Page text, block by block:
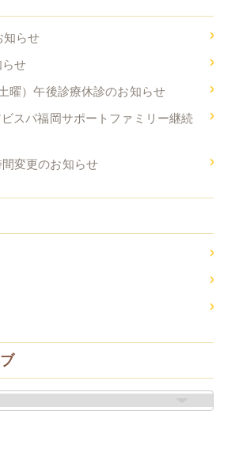
知らせ
せ
曜）午後診療休診のお知らせ
スパ福岡サポートファミリー継続
変更のお知らせ